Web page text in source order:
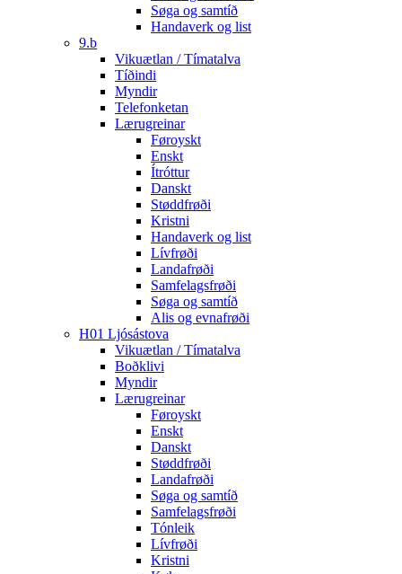
Søga og samtíð
Handaverk og list
9.b
Vikuætlan / Tímatalva
Tíðindi
Myndir
Telefonketan
Lærugreinar
Føroyskt
Enskt
Ítróttur
Danskt
Støddfrøði
Kristni
Handaverk og list
Lívfrøði
Landafrøði
Samfelagsfrøði
Søga og samtíð
Alis og evnafrøði
H01 Ljósástova
Vikuætlan / Tímatalva
Boðklivi
Myndir
Lærugreinar
Føroyskt
Enskt
Danskt
Støddfrøði
Landafrøði
Søga og samtíð
Samfelagsfrøði
Tónleik
Lívfrøði
Kristni